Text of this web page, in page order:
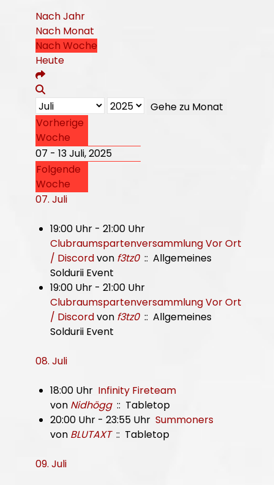
Nach Jahr
Nach Monat
Nach Woche
Heute
Gehe zu Monat
Vorherige
Woche
07 - 13 Juli, 2025
Folgende
Woche
07. Juli
19:00 Uhr - 21:00 Uhr
Clubraumspartenversammlung Vor Ort
/ Discordvon f3tz0:: Allgemeines
Soldurii Event
19:00 Uhr - 21:00 Uhr
Clubraumspartenversammlung Vor Ort
/ Discordvon f3tz0:: Allgemeines
Soldurii Event
08. Juli
18:00 Uhr Infinity Fireteam
von Nidhögg:: Tabletop
20:00 Uhr - 23:55 Uhr Summoners
von BLUTAXT:: Tabletop
09. Juli